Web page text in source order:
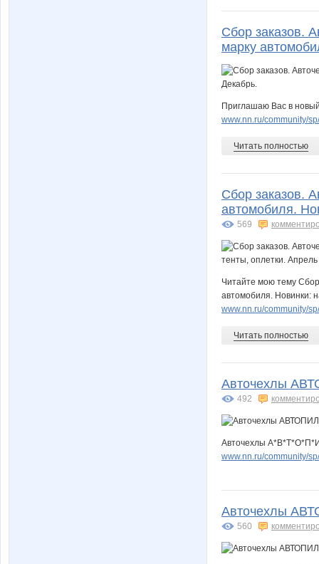
Сбор заказов.
марку
Приглашаю Вас в
www.nn.ru/community/
Читать полностью
Сбор заказов.
автомобиля.
569
Читайте мою тему
автомобиля. Новинки:
www.nn.ru/community/
Читать полностью
Авточехлы
492
Авточехлы
www.nn.ru/community/
Авточехлы
560